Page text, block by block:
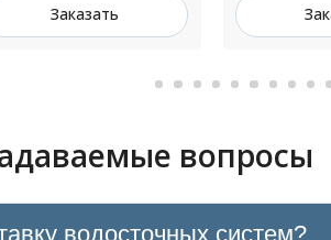
Заказать
вопросы
водосточных систем?